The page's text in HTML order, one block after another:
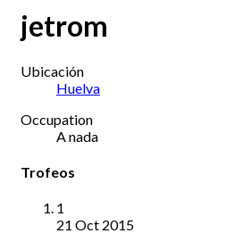
jetrom
Ubicación
Huelva
Occupation
A nada
Trofeos
1
21 Oct 2015